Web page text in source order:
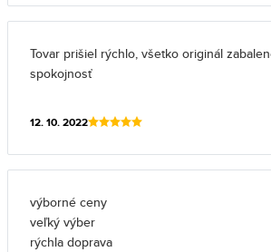
Tovar prišiel rýchlo, všetko originál
spokojnosť
12. 10. 2022
výborné ceny
veľký výber
rýchla doprava